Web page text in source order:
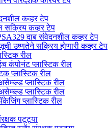
कव्हर टेप
सक्रिय कव्हर टेप
दाब संवेदनशील कव्हर टेप
उष्णतेने सक्रिय होणारी कव्हर टेप
रील
कंपोनंट प्लास्टिक रील
प्लास्टिक रील
प्लास्टिक रील
प्लास्टिक रील
प्लास्टिक रील
पट्ट्या